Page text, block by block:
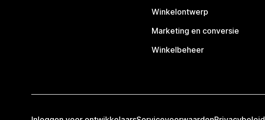
Winkelontwerp
Marketing en conversie
Winkelbeheer